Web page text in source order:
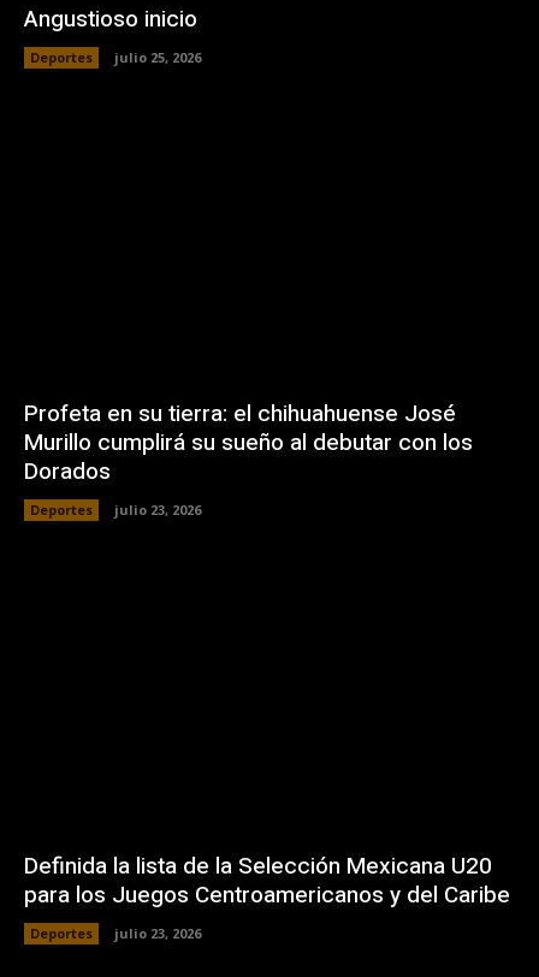
Angustioso inicio
Deportes julio 25, 2026
Profeta en su tierra: el chihuahuense José
Murillo cumplirá su sueño al debutar con los
Dorados
Deportes julio 23, 2026
Definida la lista de la Selección Mexicana U20
para los Juegos Centroamericanos y del Caribe
Deportes julio 23, 2026